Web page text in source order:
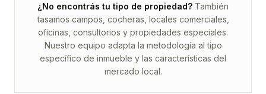
¿No encontrás tu tipo de propiedad? También
tasamos campos, cocheras, locales comerciales,
oficinas, consultorios y propiedades especiales.
Nuestro equipo adapta la metodología al tipo
específico de inmueble y las características del
mercado local.